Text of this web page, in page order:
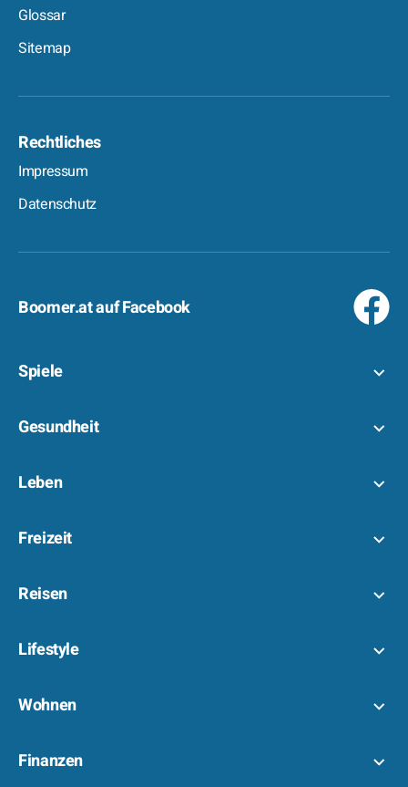
Glossar
Sitemap
Rechtliches
Impressum
Datenschutz
Boomer.at auf Facebook
Spiele
Gesundheit
Leben
Freizeit
Reisen
Lifestyle
Wohnen
Finanzen